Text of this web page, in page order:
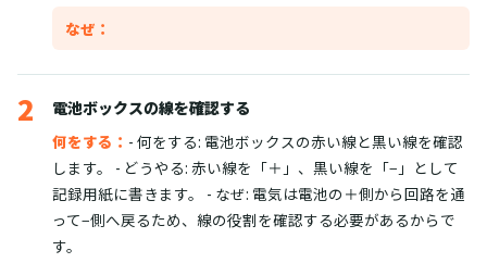
なぜ：
2
電池ボックスの線を確認する
何をする： - 何をする: 電池ボックスの赤い線と黒い線を確認
します。 - どうやる: 赤い線を「＋」、黒い線を「−」として
記録用紙に書きます。 - なぜ: 電気は電池の＋側から回路を通
って−側へ戻るため、線の役割を確認する必要があるからで
す。